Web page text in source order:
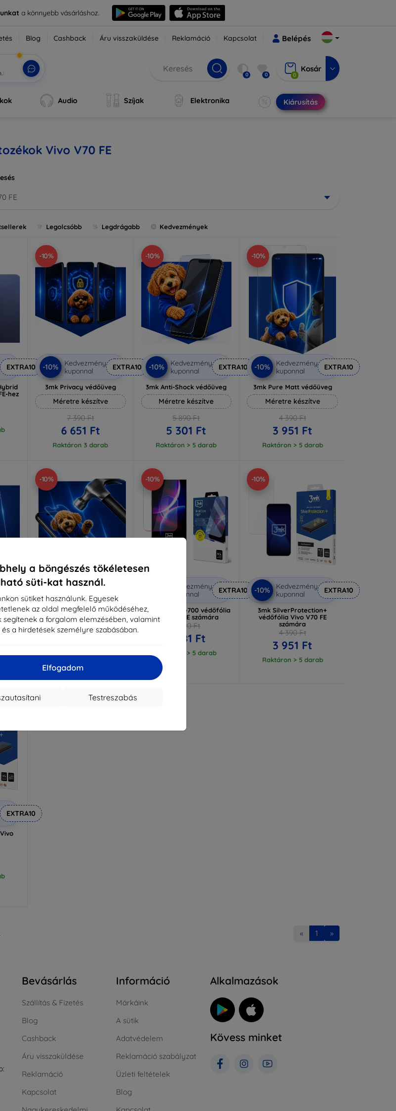
a könnyebb vásárláshoz.
a böngészés tökéletesen
süti-kat használ.
sütiket használunk. Egyesek
az oldal megfelelő működéséhez,
segítenek a forgalom elemzésében, valamint
a hirdetések személyre szabásában.
Elfogadom
Testreszabás
Blog Cashback Áru visszaküldése Reklamáció Kapcsolat Belépés
0 0 0
Kosár
Audio Szíjak Elektronika Kiárusítás
Vivo V70 FE
FE
Legolcsóbb Legdrágabb Kedvezmények
EXTRA10
hez
-10%
-10%
Kedvezmény
kuponnal
EXTRA10
3mk Privacy védőüveg
Méretre készítve
7 390 Ft
6 651 Ft
Raktáron 3 darab
-10%
-10%
Kedvezmény
kuponnal
EXTRA10
3mk Anti-Shock védőüveg
Méretre készítve
5 890 Ft
5 301 Ft
Raktáron > 5 darab
-10%
-10%
Kedvezmény
kuponnal
EXTRA10
3mk Pure Matt védőüveg
Méretre készítve
4 390 Ft
3 951 Ft
Raktáron > 5 darab
-10%
Kedvezmény
kuponnal
3mk Hammer védőfólia
Méretre készítve
6 291 Ft
Raktáron 4 darab
-10%
Kedvezmény
kuponnal
EXTRA10
3mk StratCore700 védőfólia
Vivo V70 FE számára
8 090 Ft
7 281 Ft
Raktáron > 5 darab
-10%
-10%
Kedvezmény
kuponnal
EXTRA10
3mk SilverProtection+
védőfólia Vivo V70 FE
számára
4 390 Ft
3 951 Ft
Raktáron > 5 darab
EXTRA10
« 1 »
Bevásárlás
Szállítás & Fizetés
Blog
Cashback
Áru visszaküldése
Reklamáció
Kapcsolat
Információ
Márkáink
A sütik
Adatvédelem
Reklamáció szabályzat
Üzleti feltételek
Blog
Alkalmazások
Kövess minket